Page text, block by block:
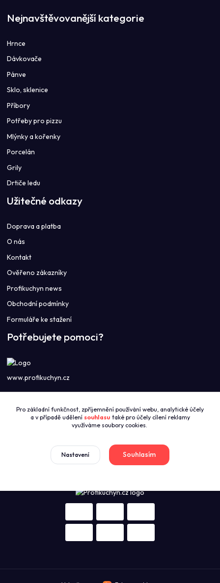
Nejnavštěvovanější kategorie
Hrnce
Dávkovače
Pánve
Sklo, sklenice
Příbory
Potřeby pro pizzu
Mlýnky a kořenky
Porcelán
Grily
Drtiče ledu
Užitečné odkazy
Doprava a platba
O nás
Kontakt
Ověřeno zákazníky
Profikuchyn news
Obchodní podmínky
Formuláře ke stažení
Potřebujete pomoci?
www.profikuchyn.cz
+420774421626
(Po-Pá 8:00-16:00)
sales@profikuchyn.cz
Pro základní funkčnost, zpříjemnění používání webu, analytické účely
a v případě udělení souhlasu také pro účely cílení reklamy
využíváme soubory cookies.
Nastavení Souhlasím